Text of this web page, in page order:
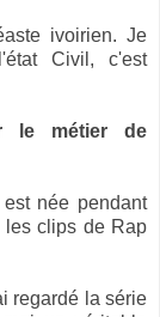
ivoirien. Je
Civil, c'est
le métier de
née pendant
les clips de Rap
regardé la série